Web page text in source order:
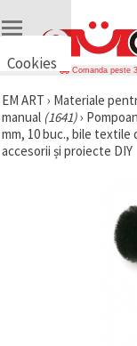
Cookies
vrem să vă
oferim
câteva
cookie -uri.
Cu toate
Comanda peste
EM ART › Materiale
manual (1641)›
mm, 10 buc., bile
accesorii și proiecte DIY